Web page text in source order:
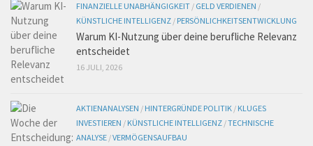
FINANZIELLE UNABHÄNGIGKEIT / GELD VERDIENEN /
KÜNSTLICHE INTELLIGENZ / PERSÖNLICHKEITSENTWICKLUNG
Warum KI-Nutzung über deine berufliche Relevanz
entscheidet
16 JULI, 2026
AKTIENANALYSEN / HINTERGRÜNDE POLITIK / KLUGES
INVESTIEREN / KÜNSTLICHE INTELLIGENZ /TECHNISCHE
ANALYSE /VERMÖGENSAUFBAU